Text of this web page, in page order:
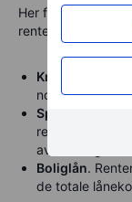
Her følger noen
Kredittkortgjeld
noe som raskt
Sparekontoer
rentetilskriving,
avkastningen.
Boliglån.
de totale